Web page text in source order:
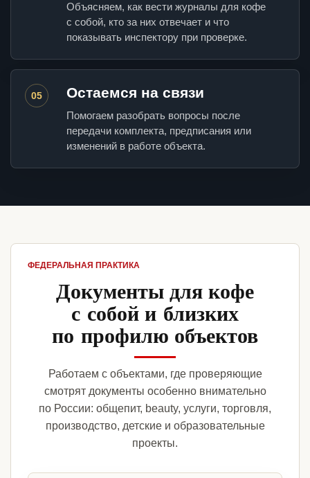
Объясняем, как вести журналы для кофе
с собой, кто за них отвечает и что
показывать инспектору при проверке.
05 Остаемся на связи
Помогаем разобрать вопросы после
передачи комплекта, предписания или
изменений в работе объекта.
ФЕДЕРАЛЬНАЯ ПРАКТИКА
Документы для кофе
с собой и близких
по профилю объектов
Работаем с объектами, где проверяющие
смотрят документы особенно внимательно
по России: общепит, beauty, услуги, торговля,
производство, детские и образовательные
проекты.